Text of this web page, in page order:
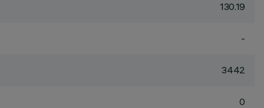
130.19
-
3442
0